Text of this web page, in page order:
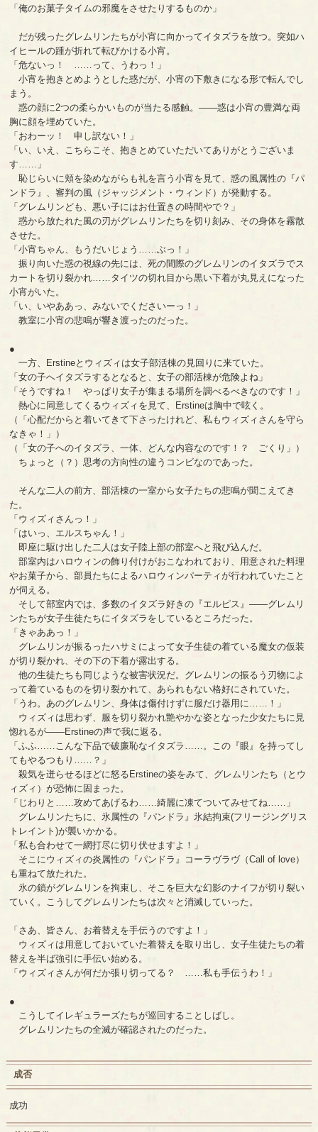
「俺のお菓子タイムの邪魔をさせたりするものか」
だが残ったグレムリンたちが小宵に向かってイタズラを放つ。突如ハ
イヒールの踵が折れて転びかける小宵。
「危ないっ！ ……って、うわっ！」
小宵を抱きとめようとした惑だが、小宵の下敷きになる形で転んでし
まう。
惑の顔に2つの柔らかいものが当たる感触。――惑は小宵の豊満な両
胸に顔を埋めていた。
「おわーッ！ 申し訳ない！」
「い、いえ、こちらこそ、抱きとめていただいてありがとうございま
す……」
恥じらいに頬を染めながらも礼を言う小宵を見て、惑の風属性の『パ
ンドラ』、審判の風（ジャッジメント・ウィンド）が発動する。
「グレムリンども、悪い子にはお仕置きの時間やで？」
惑から放たれた風の刃がグレムリンたちを切り刻み、その身体を霧散
させた。
「小宵ちゃん、もうだいじょう……ぶっ！」
振り向いた惑の視線の先には、死の間際のグレムリンのイタズラでス
カートを切り裂かれ……タイツの切れ目から黒い下着が丸見えになった
小宵がいた。
「い、いやああっ、みないでくださいーっ！」
教室に小宵の悲鳴が響き渡ったのだった。
●
一方、Erstineとウィズィは女子部活棟の見回りに来ていた。
「女の子へイタズラするとなると、女子の部活棟が危険よね」
「そうですね！ やっぱり女子が集まる場所を調べるべきなのです！」
熱心に同意してくるウィズィを見て、Erstineは胸中で呟く。
（「心配だからと着いてきて下さったけれど、私もウィズィさんを守ら
なきゃ！」）
（「女の子へのイタズラ、一体、どんな内容なのです！？ ごくり」）
ちょっと（？）思考の方向性の違うコンビなのであった。
そんな二人の前方、部活棟の一室から女子たちの悲鳴が聞こえてき
た。
「ウィズィさんっ！」
「はいっ、エルスちゃん！」
即座に駆け出した二人は女子陸上部の部室へと飛び込んだ。
部室内はハロウィンの飾り付けがおこなわれており、用意された料理
やお菓子から、部員たちによるハロウィンパーティが行われていたこと
が伺える。
そして部室内では、多数のイタズラ好きの『エルピス』――グレムリ
ンたちが女子生徒たちにイタズラをしているところだった。
「きゃああっ！」
グレムリンが振るったハサミによって女子生徒の着ている魔女の仮装
が切り裂かれ、その下の下着が露出する。
他の生徒たちも同じような被害状況だ。グレムリンの振るう刃物によ
って着ているものを切り裂かれて、あられもない格好にされていた。
「うわ。あのグレムリン、身体は傷付けずに服だけ器用に……！」
ウィズィは思わず、服を切り裂かれ艶やかな姿となった少女たちに見
惚れるが――Erstineの声で我に返る。
「ふふ……こんな下品で破廉恥なイタズラ……。この『眼』を持ってし
てもやるつもり……？」
殺気を迸らせるほどに怒るErstineの姿をみて、グレムリンたち（とウ
ィズィ）が恐怖に固まった。
「じわりと……攻めてあげるわ……綺麗に凍てついてみせてね……」
グレムリンたちに、氷属性の『パンドラ』氷結拘束(フリージングリス
トレイント)が襲いかかる。
「私も合わせて一網打尽に切り伏せますよ！」
そこにウィズィの炎属性の『パンドラ』コーラヴラヴ（Call of love）
も重ねて放たれた。
氷の鎖がグレムリンを拘束し、そこを巨大な幻影のナイフが切り裂い
ていく。こうしてグレムリンたちは次々と消滅していった。
「さあ、皆さん、お着替えを手伝うのですよ！」
ウィズィは用意しておいていた着替えを取り出し、女子生徒たちの着
替えを半ば強引に手伝い始める。
「ウィズィさんが何だか張り切ってる？ ……私も手伝うわ！」
●
こうしてイレギュラーズたちが巡回することしばし。
グレムリンたちの全滅が確認されたのだった。
成否
成功